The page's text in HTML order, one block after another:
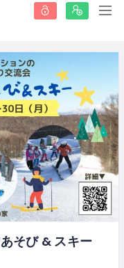
そび & スキー